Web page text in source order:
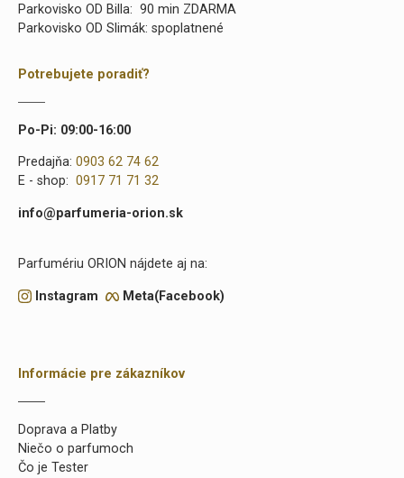
Parkovisko OD Billa: 90 min ZDARMA
Parkovisko OD Slimák: spoplatnené
Potrebujete poradiť?
Po-Pi: 09:00-16:00
Predajňa: 0903 62 74 62
E - shop: 0917 71 71 32
info@parfumeria-orion.sk
Parfumériu ORION nájdete aj na:
Instagram Meta(Facebook)
Informácie pre zákazníkov
Doprava a Platby
Niečo o parfumoch
Čo je Tester